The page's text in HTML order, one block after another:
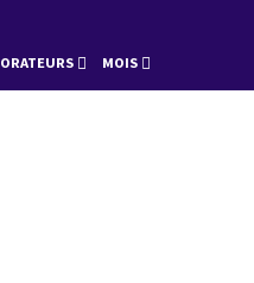
ORATEURS MOIS